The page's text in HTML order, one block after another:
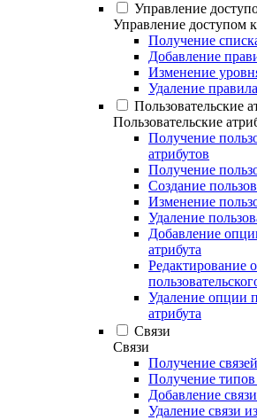
Управление
Управление доступом
Получение
Добавление
Изменение
Удаление
Пользовательские
Пользовательские
Получение
атрибутов
Получение
Создание
Изменение
Удаление
Добавление
атрибута
Редактирование
Удаление опции
атрибута
Связи
Связи
Получение
Получение типов
Добавление
Удаление связи